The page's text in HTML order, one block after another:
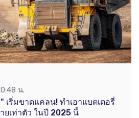
น.
เริ่มขาดแคลน! ทำเอาแบตเตอรี่
ยเท่าตัว ในปี 2025 นี้